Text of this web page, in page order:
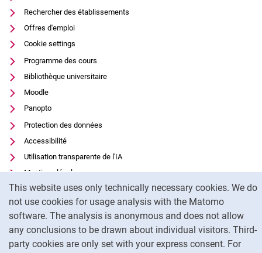
This website uses only technically necessary cookies. We do
not use cookies for usage analysis with the Matomo
software. The analysis is anonymous and does not allow
any conclusions to be drawn about individual visitors. Third-
party cookies are only set with your express consent. For
Rechercher des établissements
Offres d'emploi
Cookie settings
Programme des cours
Bibliothèque universitaire
Moodle
Panopto
Protection des données
Accessibilité
Utilisation transparente de l'IA
Mentions légales